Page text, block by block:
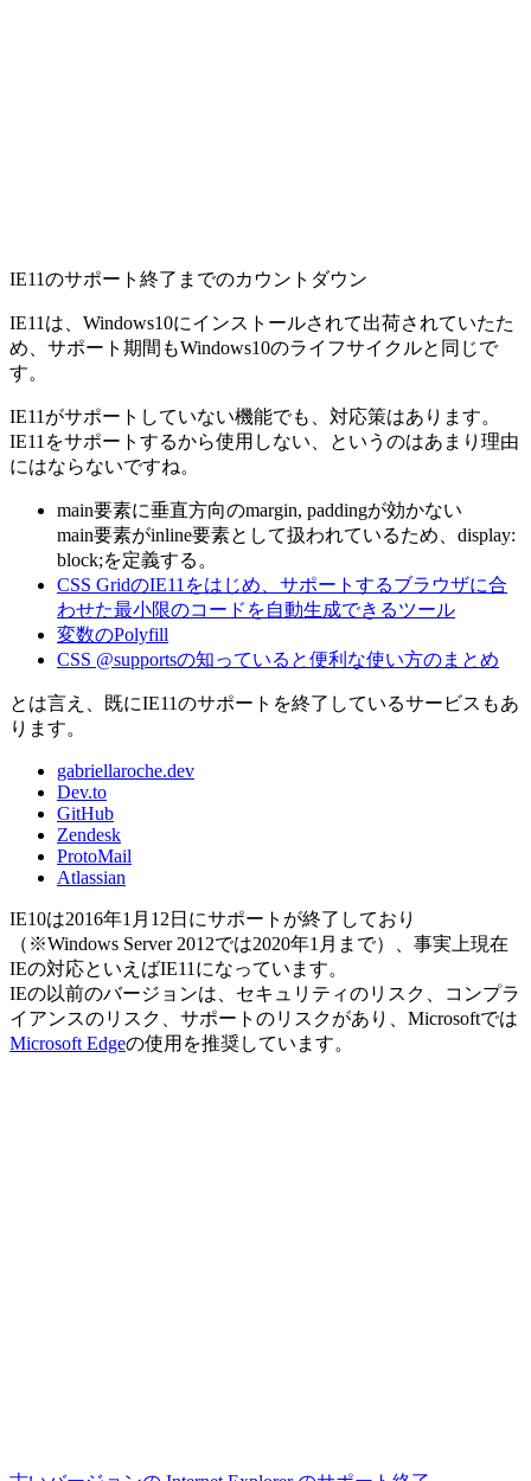
IE11のサポート終了までのカウントダウン
IE11は、Windows10にインストールされて出荷されていたた
め、サポート期間もWindows10のライフサイクルと同じで
す。
IE11がサポートしていない機能でも、対応策はあります。
IE11をサポートするから使用しない、というのはあまり理由
にはならないですね。
main要素に垂直方向のmargin, paddingが効かない
main要素がinline要素として扱われているため、display:
block;を定義する。
CSS GridのIE11をはじめ、サポートするブラウザに合
わせた最小限のコードを自動生成できるツール
変数のPolyfill
CSS @supportsの知っていると便利な使い方のまとめ
とは言え、既にIE11のサポートを終了しているサービスもあ
ります。
gabriellaroche.dev
Dev.to
GitHub
Zendesk
ProtoMail
Atlassian
IE10は2016年1月12日にサポートが終了しており
（※Windows Server 2012では2020年1月まで）、事実上現在
IEの対応といえばIE11になっています。
IEの以前のバージョンは、セキュリティのリスク、コンプラ
イアンスのリスク、サポートのリスクがあり、Microsoftでは
Microsoft Edgeの使用を推奨しています。